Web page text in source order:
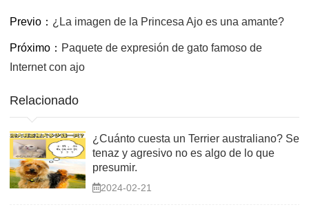
Previo： ¿La imagen de la Princesa Ajo es una amante?
Próximo： Paquete de expresión de gato famoso de
Internet con ajo
Relacionado
¿Cuánto cuesta un Terrier australiano? Ser
tenaz y agresivo no es algo de lo que
presumir.
2024-02-21